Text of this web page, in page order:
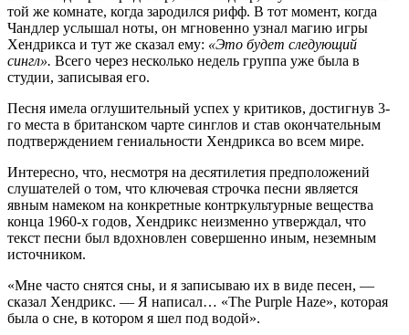
той же комнате, когда зародился рифф. В тот момент, когда
Чандлер услышал ноты, он мгновенно узнал магию игры
Хендрикса и тут же сказал ему: «Это будет следующий
сингл». Всего через несколько недель группа уже была в
студии, записывая его.
Песня имела оглушительный успех у критиков, достигнув 3-
го места в британском чарте синглов и став окончательным
подтверждением гениальности Хендрикса во всем мире.
Интересно, что, несмотря на десятилетия предположений
слушателей о том, что ключевая строчка песни является
явным намеком на конкретные контркультурные вещества
конца 1960-х годов, Хендрикс неизменно утверждал, что
текст песни был вдохновлен совершенно иным, неземным
источником.
«Мне часто снятся сны, и я записываю их в виде песен, —
сказал Хендрикс. — Я написал… «The Purple Haze», которая
была о сне, в котором я шел под водой».